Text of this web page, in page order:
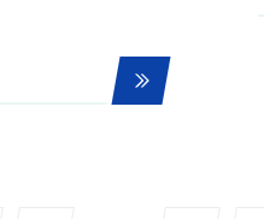
Pumptrack